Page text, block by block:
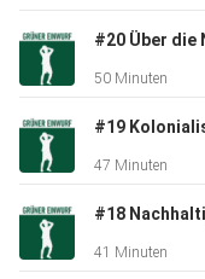
werden
kann, um komplexe
greifbarer zu machen
zu fördern.
50 Minuten
47 Minuten
41 Minuten